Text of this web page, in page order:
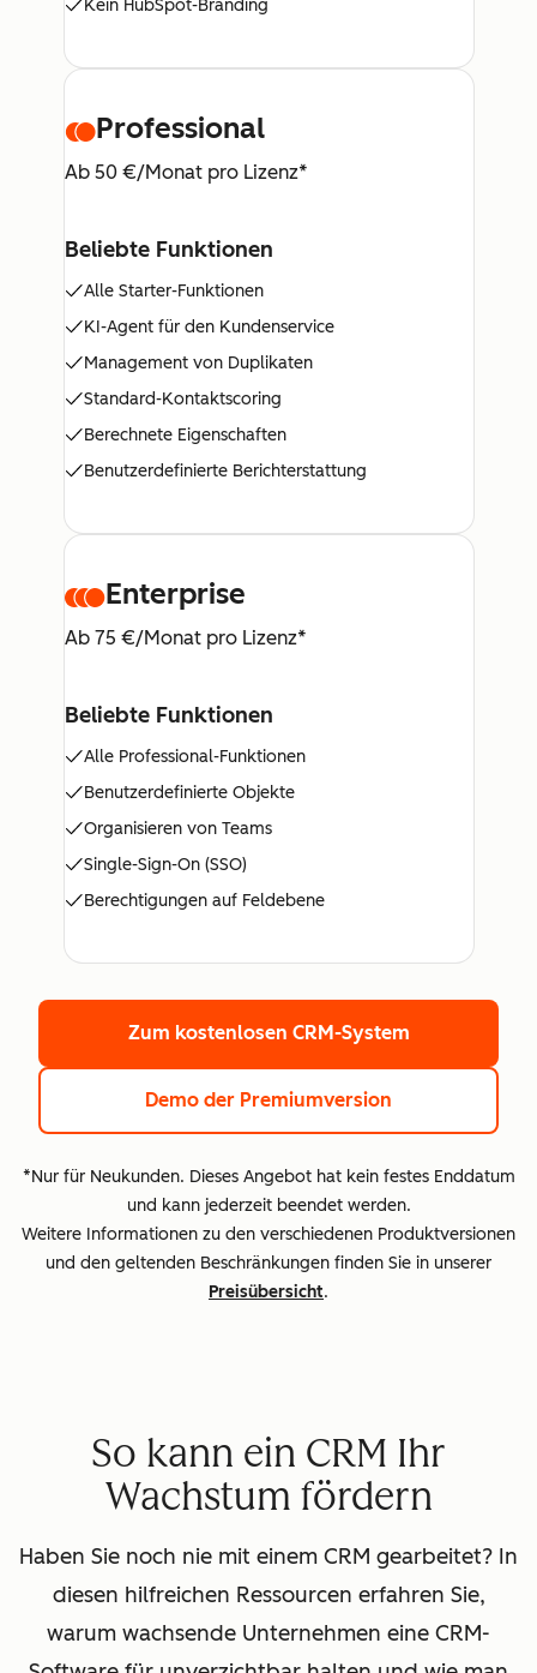
Kein HubSpot-Branding
Professional
Ab 50 €/Monat pro Lizenz*
Beliebte Funktionen
Alle Starter-Funktionen
KI-Agent für den Kundenservice
Management von Duplikaten
Standard-Kontaktscoring
Berechnete Eigenschaften
Benutzerdefinierte Berichterstattung
Enterprise
Ab 75 €/Monat pro Lizenz*
Beliebte Funktionen
Alle Professional-Funktionen
Benutzerdefinierte Objekte
Organisieren von Teams
Single-Sign-On (SSO)
Berechtigungen auf Feldebene
Zum kostenlosen CRM-System
Demo der Premiumversion
*Nur für Neukunden. Dieses Angebot hat kein festes Enddatum
und kann jederzeit beendet werden.
Weitere Informationen zu den verschiedenen Produktversionen
und den geltenden Beschränkungen finden Sie in unserer
Preisübersicht.
So kann ein CRM Ihr
Wachstum fördern
Haben Sie noch nie mit einem CRM gearbeitet? In
diesen hilfreichen Ressourcen erfahren Sie,
warum wachsende Unternehmen eine CRM-